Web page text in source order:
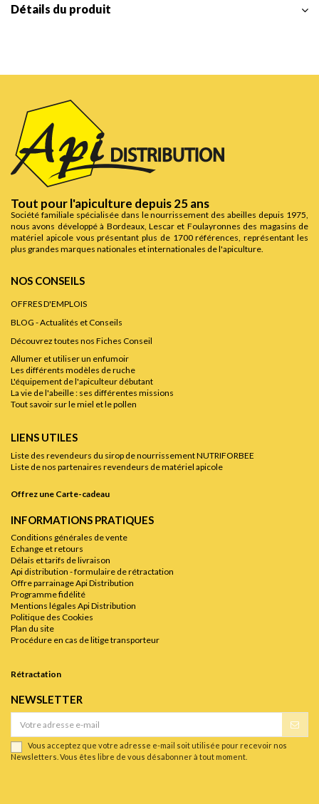
Détails du produit
Tout pour l'apiculture depuis 25 ans
Société familiale spécialisée dans le nourrissement des abeilles depuis 1975,
nous avons développé à Bordeaux, Lescar et Foulayronnes des magasins de
matériel apicole vous présentant plus de 1700 références, représentant les
plus grandes marques nationales et internationales de l'apiculture.
NOS CONSEILS
OFFRES D'EMPLOIS
BLOG - Actualités et Conseils
Découvrez toutes nos Fiches Conseil
Allumer et utiliser un enfumoir
Les différents modèles de ruche
L'équipement de l'apiculteur débutant
La vie de l'abeille : ses différentes missions
Tout savoir sur le miel et le pollen
LIENS UTILES
Liste des revendeurs du sirop de nourrissement NUTRIFORBEE
Liste de nos partenaires revendeurs de matériel apicole
Offrez une Carte-cadeau
INFORMATIONS PRATIQUES
Conditions générales de vente
Echange et retours
Délais et tarifs de livraison
Api distribution - formulaire de rétractation
Offre parrainage Api Distribution
Programme fidélité
Mentions légales Api Distribution
Politique des Cookies
Plan du site
Procédure en cas de litige transporteur
Rétractation
NEWSLETTER
Vous acceptez que votre adresse e-mail soit utilisée pour recevoir nos
Newsletters. Vous êtes libre de vous désabonner à tout moment.